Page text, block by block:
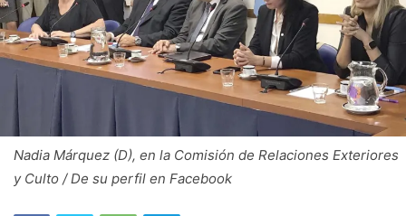
Nadia Márquez (D), en la Comisión de Relaciones Exteriores
y Culto / De su perfil en Facebook